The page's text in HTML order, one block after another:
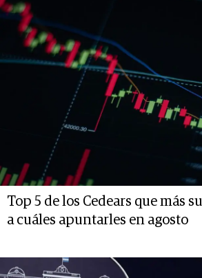
Top 5 de los Cedears que más
a cuáles apuntarles en agosto